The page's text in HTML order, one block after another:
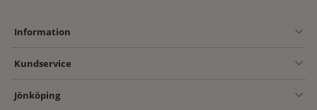
Information
Kundservice
Jönköping